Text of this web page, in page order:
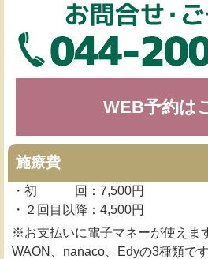
WEB予約は
施療費
・初 回：7,500円
・２回目以降：4,500円
※お支払いに電子マネーが使えま
WAON、nanaco、Edyの3種類です